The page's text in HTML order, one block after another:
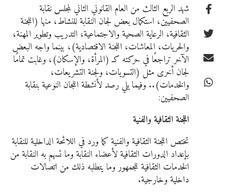
شهد الربع الثالث من العام القانوني الثاني لمجلس نقابة
الصحفيين، استكمال بعض لجان النقابة للنشاط، منها (اللجنة
الثقافية، الرعاية الصحية والاجتماعية، التدريب وتطوير المهنة،
والحريات، المعاشات، اللجنة الاقتصادية)، بينما واجه البعض
الآخر تراجعًا في حركته كـ (المرأة، والإسكان)، وغابت تمامًا
لجان أخرى مثل (التسويات، ولجنة التشريعات،
والخدمات).. وفيما يلي رصد لأنشطة اللجان النوعية بنقابة
الصحفيين:
اللجنة الثقافية والفنية
تختص اللجنة الثقافية والفنية كما ورد في اللائحة الداخلية للنقابة
بإعداد الدورات الثقافية لأعضاء النقابة وما تسهم به النقابة من
الخدمات الثقافية للجمهور وما يتطلبه ذلك من اتصالات
داخلية وخارجية.